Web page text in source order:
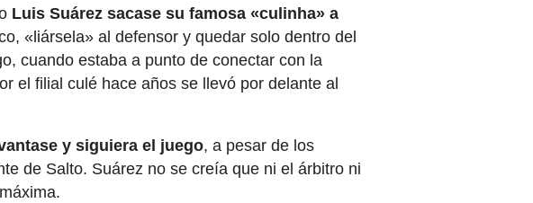
Luis Suárez sacase su famosa «culinha» a
«liársela» al defensor y quedar solo dentro del
cuando estaba a punto de conectar con la
el filial culé hace años se llevó por delante al
y siguiera el juego, a pesar de los
de Salto. Suárez no se creía que ni el árbitro ni